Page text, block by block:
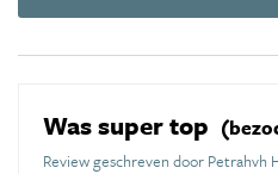
Was super top
Review geschreven door Petrahvh